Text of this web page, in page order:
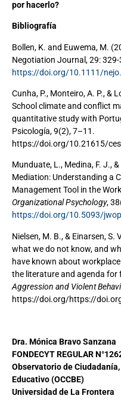
por hacerlo?
Bibliografía
Bollen, K. and Euwema, M.
Negotiation Journal, 29: 329-
https://doi.org/10.1111/
Cunha, P., Monteiro, A. P., &
School climate and conflict
quantitative study with
Psicología, 9(2), 7–11.
https://doi.org/10.21615/
Munduate, L., Medina, F. J.,
Mediation: Understanding a
Management Tool in the
Organizational Psychology,
https://doi.org/10.5093/
Nielsen, M. B., & Einarsen, S.
what we do not know, and
have known about
the literature and agenda for
Aggression and Violent
https://doi.org/https://
Dra. Mónica Bravo Sanzana
FONDECYT REGULAR
Observatorio de
Educativo (OCCBE)
Universidad de La Frontera